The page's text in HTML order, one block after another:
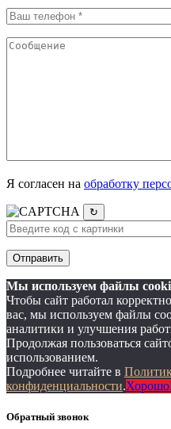
Я согласен на обработку
↻
Мы используем файлы
Чтобы сайт работал
вас, мы используем файлы
аналитики и улучшения
Продолжая пользоваться
использованием.
Подробнее читайте в
конфиденциальности.Хорошо
Обратный звонок